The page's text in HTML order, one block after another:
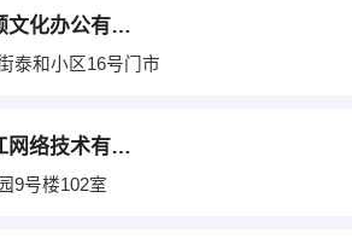
丹东亿百顺文化办公有限公司
泰和小区16号门市
丹东鸭绿江网络技术有限公司
9号楼102室